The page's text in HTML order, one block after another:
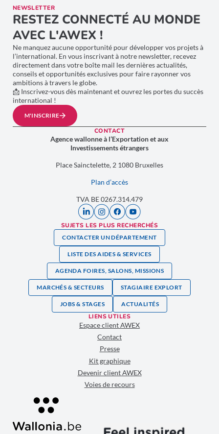
NEWSLETTER
RESTEZ CONNECTÉ AU MONDE
AVEC L'AWEX !
Ne manquez aucune opportunité pour développer vos projets à
l’international. En vous inscrivant à notre newsletter, recevez
directement dans votre boîte mail les dernières actualités,
conseils et opportunités exclusives pour faire rayonner vos
ambitions à travers le globe.
📩 Inscrivez-vous dès maintenant et ouvrez les portes du succès
international !
M'INSCRIRE
CONTACT
Agence wallonne à l’Exportation et aux
Investissements étrangers
Place Sainctelette, 2 1080 Bruxelles
Plan d’accès
TVA BE 0267.314.479
SUJETS LES PLUS RECHERCHÉS
CONTACTER UN DÉPARTEMENT
LISTE DES AIDES & SERVICES
AGENDA FOIRES, SALONS, MISSIONS
MARCHÉS & SECTEURS STAGIAIRE EXPLORT
JOBS & STAGES ACTUALITÉS
LIENS UTILES
Espace client AWEX
Contact
Presse
Kit graphique
Devenir client AWEX
Voies de recours